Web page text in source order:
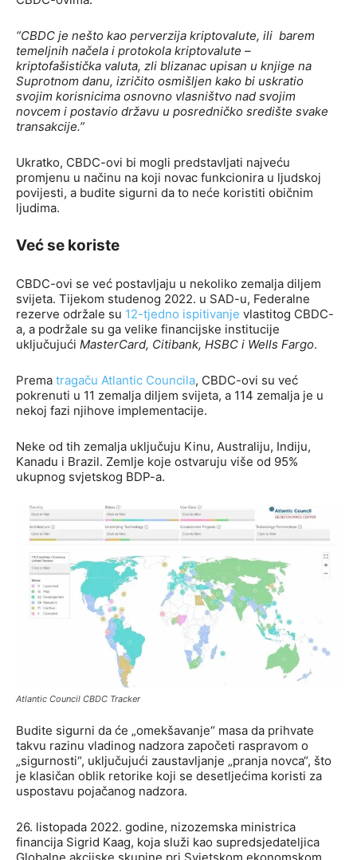
“CBDC je nešto kao perverzija kriptovalute, ili barem
temeljnih načela i protokola kriptovalute –
kriptofašistička valuta, zli blizanac upisan u knjige na
Suprotnom danu, izričito osmišljen kako bi uskratio
svojim korisnicima osnovno vlasništvo nad svojim
novcem i postavio državu u posredničko središte svake
transakcije.”
Ukratko, CBDC-ovi bi mogli predstavljati najveću
promjenu u načinu na koji novac funkcionira u ljudskoj
povijesti, a budite sigurni da to neće koristiti običnim
ljudima.
Već se koriste
CBDC-ovi se već postavljaju u nekoliko zemalja diljem
svijeta. Tijekom studenog 2022. u SAD-u, Federalne
rezerve održale su 12-tjedno ispitivanje vlastitog CBDC-
a, a podržale su ga velike financijske institucije
uključujući MasterCard, Citibank, HSBC i Wells Fargo.
Prema tragaču Atlantic Councila, CBDC-ovi su već
pokrenuti u 11 zemalja diljem svijeta, a 114 zemalja je u
nekoj fazi njihove implementacije.
Neke od tih zemalja uključuju Kinu, Australiju, Indiju,
Kanadu i Brazil. Zemlje koje ostvaruju više od 95%
ukupnog svjetskog BDP-a.
Atlantic Council CBDC Tracker
Budite sigurni da će „omekšavanje“ masa da prihvate
takvu razinu vladinog nadzora započeti raspravom o
„sigurnosti“, uključujući zaustavljanje „pranja novca“, što
je klasičan oblik retorike koji se desetljećima koristi za
uspostavu pojačanog nadzora.
26. listopada 2022. godine, nizozemska ministrica
financija Sigrid Kaag, koja služi kao supredsjedateljica